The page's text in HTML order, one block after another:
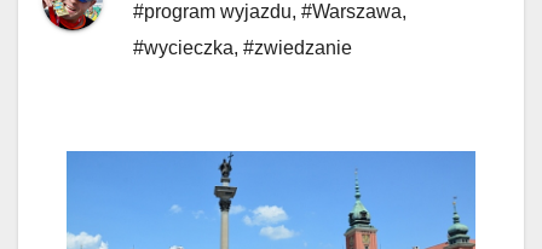
#program wyjazdu, #Warszawa,
#wycieczka, #zwiedzanie